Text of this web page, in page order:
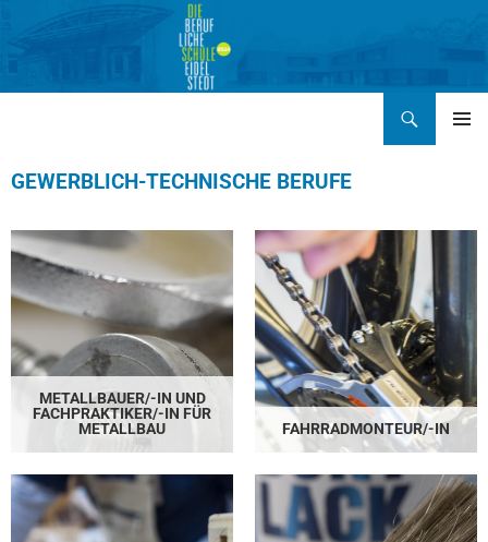
GEWERBLICH-TECHNISCHE BERUFE
METALLBAUER/-IN UND
FACHPRAKTIKER/-IN FÜR
METALLBAU
FAHRRADMONTEUR/-IN